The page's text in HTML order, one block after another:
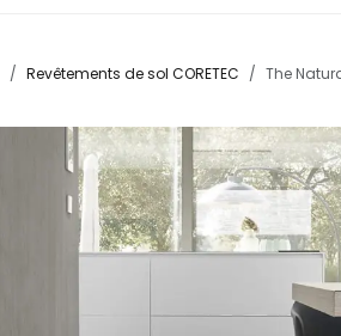
Revêtements de sol CORETEC The